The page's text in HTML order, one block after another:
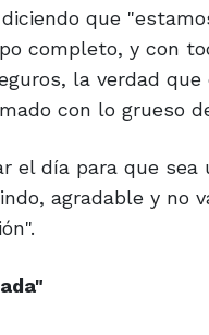
que
completo, y con
la verdad
con lo grueso
el día para que
agradable y no